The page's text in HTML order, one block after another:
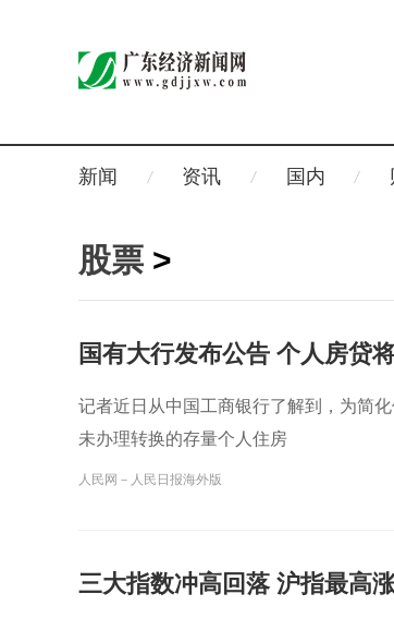
新闻 资讯 国内
股票 >
国有大行发布公告 个人房贷
记者近日从中国工商银行了解到，为简
未办理转换的存量个人住房
人民网－人民日报海外版
三大指数冲高回落 沪指最高